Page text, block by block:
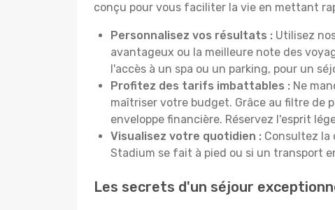
conçu pour vous faciliter la vie en mettant
Personnalisez vos résultats : Utilisez
avantageux ou la meilleure note des
l'accès à un spa ou un parking, pour un
Profitez des tarifs imbattables : Ne
maîtriser votre budget. Grâce au filtre de
enveloppe financière. Réservez l'esprit
Visualisez votre quotidien : Consultez la
Stadium se fait à pied ou si un transport
Les secrets d'un séjour